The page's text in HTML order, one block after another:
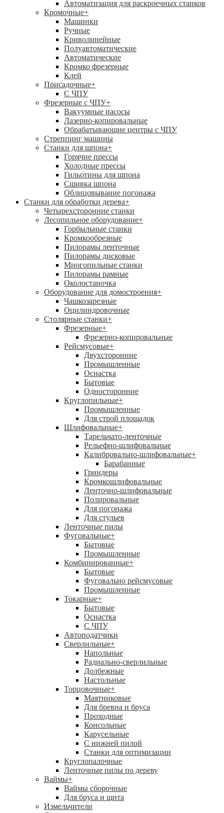
Автоматизация для раскроечных станков
Кромочные+
Машинки
Ручные
Криволинейные
Полуавтоматические
Автоматические
Кромко фрезерные
Клей
Присадочные+
С ЧПУ
Фрезерные с ЧПУ+
Вакуумные насосы
Лазерно-копировальные
Обрабатывающие центры с ЧПУ
Стреппинг машины
Станки для шпона+
Горячие прессы
Холодные прессы
Гильотины для шпона
Сшивка шпона
Облицовывание погонажа
Станки для обработки дерева+
Четырехсторонние станки
Лесопильное оборудование+
Горбыльные станки
Кромкообрезные
Пилорамы ленточные
Пилорамы дисковые
Многопильные станки
Пилорамы рамные
Околостаночка
Оборудование для домостроения+
Чашкозарезные
Оцилиндровочные
Столярные станки+
Фрезерные+
Фрезерно-копировальные
Рейсмусовые+
Двухсторонние
Промышленные
Оснастка
Бытовые
Односторонние
Круглопильные+
Промышленные
Для строй площадок
Шлифовальные+
Тарельчато-ленточные
Рельефно-шлифовальные
Калибровально-шлифовальные+
Барабанные
Гриндеры
Кромкошлифовальные
Ленточно-шлифовальные
Полировальные
Для погонажа
Для стульев
Ленточные пилы
Фуговальные+
Бытовые
Промышленные
Комбинированные+
Бытовые
Фуговально рейсмусовые
Промышленные
Токарные+
Бытовые
Оснастка
С ЧПУ
Автоподатчики
Сверлильные+
Напольные
Радиально-сверлильные
Долбежные
Настольные
Торцовочные+
Маятниковые
Для бревна и бруса
Проходные
Консольные
Карусельные
С нижней пилой
Станки для оптимизации
Круглопалочные
Ленточные пилы по дереву
Ваймы+
Ваймы сборочные
Для бруса и щита
Измельчители